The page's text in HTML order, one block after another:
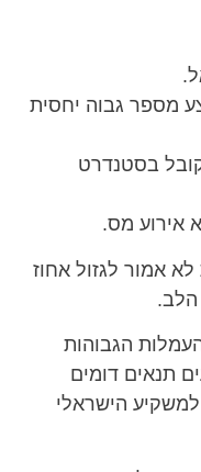
מספר גבוה יחסית
בסטנדרט
אירוע מס.
אמור לגזול אחוז
הלב.
הגבוהות
תנאים דומים
הישראלי